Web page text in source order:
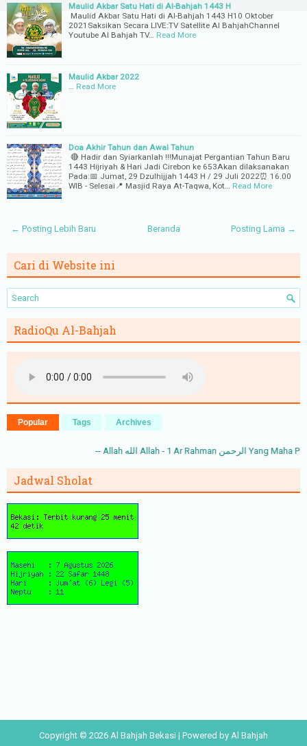
Maulid Akbar Satu Hati di Al-Bahjah 1443 H
Maulid Akbar Satu Hati di Al-Bahjah 1443 H10 Oktober
2021Saksikan Secara LIVE:TV Satellite Al BahjahChannel
Youtube Al Bahjah TV…
Read More
Maulid Akbar 2022
Read More
Doa Akhir Tahun dan Awal Tahun
🔴 Hadir dan Syiarkanlah !!!Munajat Pergantian Tahun Baru
1443 Hijriyah & Hari Jadi Cirebon ke 653Akan dilaksanakan
Pada:📅 Jumat, 29 Dzulhijjah 1443 H / 29 Juli 2022⏰ 16.00
WIB - Selesai📍 Masjid Raya At-Taqwa, Kot…
Read More
← Posting Lebih Baru Posting Lama →
Beranda
Cari di Website ini
RadioQu Al-Bahjah
Popular Tags Archives
Jadwal Sholat
Copyright © 2026 Al Bahjah Bekasi | Powered by Al Bahjah